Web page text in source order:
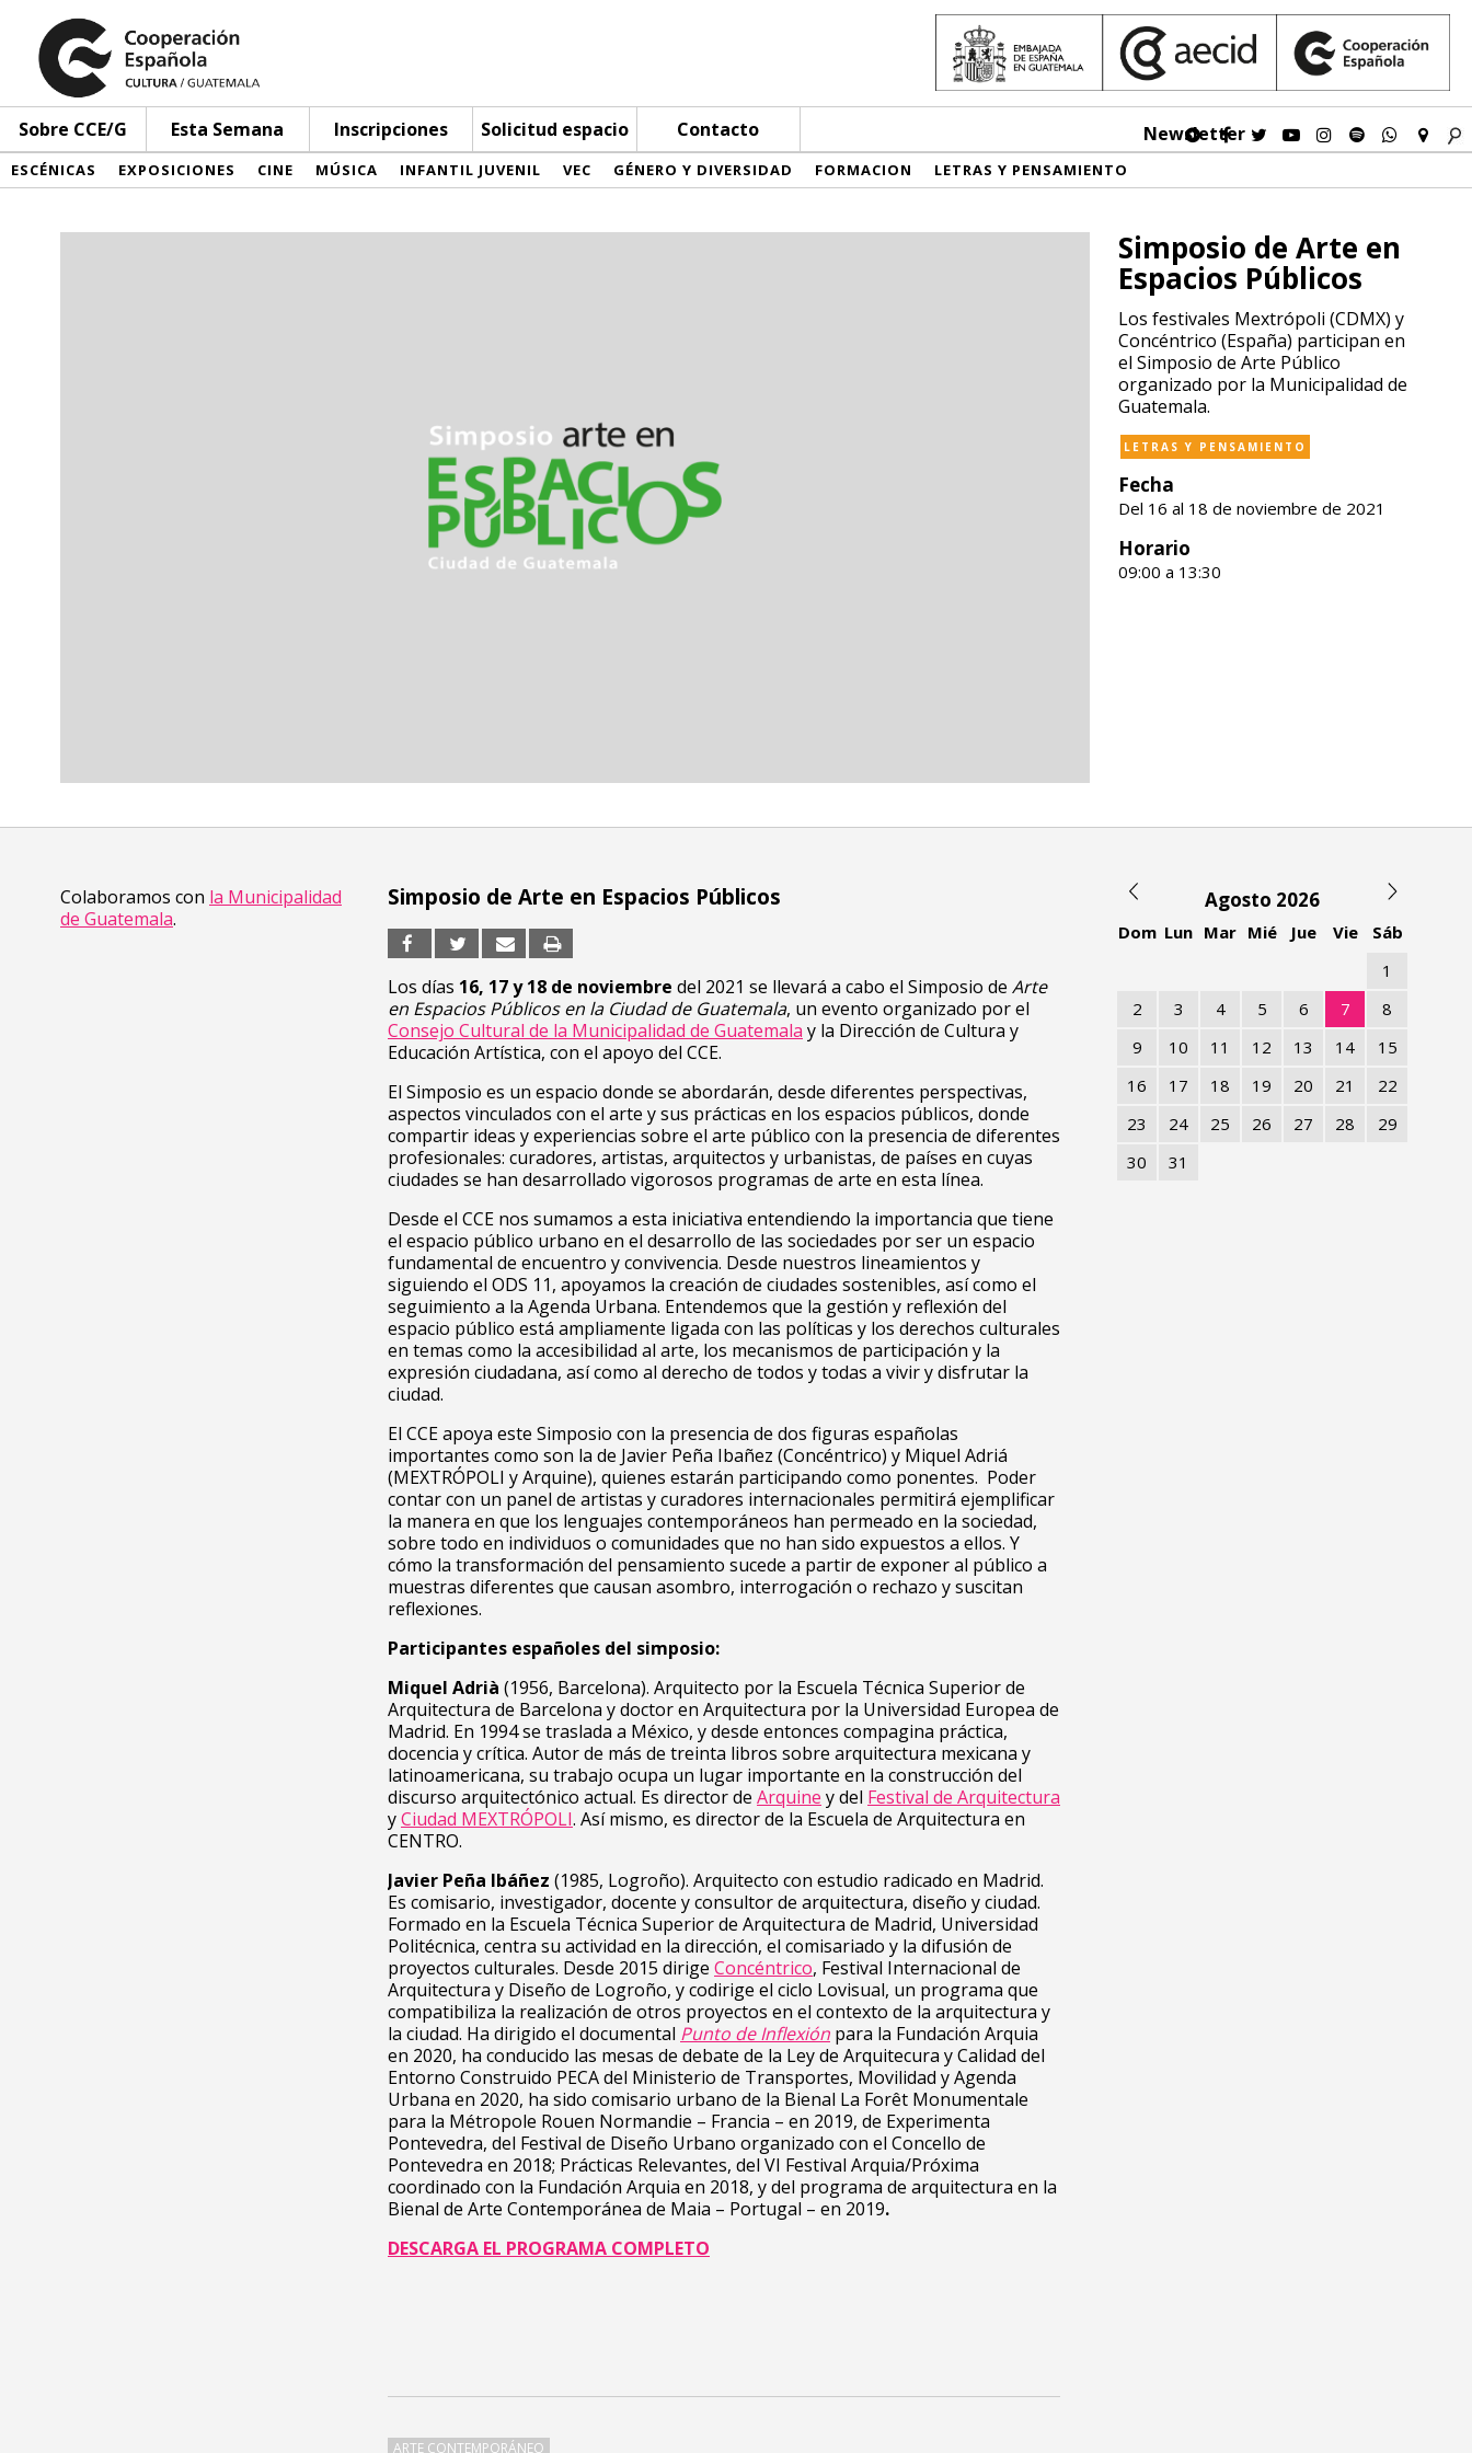
Sobre CCE/G Esta Semana Inscripciones Solicitud espacio Contacto Newsletter
ESCÉNICAS EXPOSICIONES CINE MÚSICA INFANTIL JUVENIL VEC GÉNERO Y DIVERSIDAD FORMACION LETRAS Y PENSAMIENTO
Simposio de Arte en
Espacios Públicos
Los festivales Mextrópoli (CDMX) y
Concéntrico (España) participan en
el Simposio de Arte Público
organizado por la Municipalidad de
Guatemala.
LETRAS Y PENSAMIENTO
Fecha
Del 16 al 18 de noviembre de 2021
Horario
09:00 a 13:30
Colaboramos con la Municipalidad
de Guatemala.
Simposio de Arte en Espacios Públicos
Los días 16, 17 y 18 de noviembre del 2021 se llevará a cabo el Simposio de Arte
en Espacios Públicos en la Ciudad de Guatemala, un evento organizado por el
Consejo Cultural de la Municipalidad de Guatemala y la Dirección de Cultura y
Educación Artística, con el apoyo del CCE.
El Simposio es un espacio donde se abordarán, desde diferentes perspectivas,
aspectos vinculados con el arte y sus prácticas en los espacios públicos, donde
compartir ideas y experiencias sobre el arte público con la presencia de diferentes
profesionales: curadores, artistas, arquitectos y urbanistas, de países en cuyas
ciudades se han desarrollado vigorosos programas de arte en esta línea.
Desde el CCE nos sumamos a esta iniciativa entendiendo la importancia que tiene
el espacio público urbano en el desarrollo de las sociedades por ser un espacio
fundamental de encuentro y convivencia. Desde nuestros lineamientos y
siguiendo el ODS 11, apoyamos la creación de ciudades sostenibles, así como el
seguimiento a la Agenda Urbana. Entendemos que la gestión y reflexión del
espacio público está ampliamente ligada con las políticas y los derechos culturales
en temas como la accesibilidad al arte, los mecanismos de participación y la
expresión ciudadana, así como al derecho de todos y todas a vivir y disfrutar la
ciudad.
El CCE apoya este Simposio con la presencia de dos figuras españolas
importantes como son la de Javier Peña Ibañez (Concéntrico) y Miquel Adriá
(MEXTRÓPOLI y Arquine), quienes estarán participando como ponentes. Poder
contar con un panel de artistas y curadores internacionales permitirá ejemplificar
la manera en que los lenguajes contemporáneos han permeado en la sociedad,
sobre todo en individuos o comunidades que no han sido expuestos a ellos. Y
cómo la transformación del pensamiento sucede a partir de exponer al público a
muestras diferentes que causan asombro, interrogación o rechazo y suscitan
reflexiones.
Participantes españoles del simposio:
Miquel Adrià (1956, Barcelona). Arquitecto por la Escuela Técnica Superior de
Arquitectura de Barcelona y doctor en Arquitectura por la Universidad Europea de
Madrid. En 1994 se traslada a México, y desde entonces compagina práctica,
docencia y crítica. Autor de más de treinta libros sobre arquitectura mexicana y
latinoamericana, su trabajo ocupa un lugar importante en la construcción del
discurso arquitectónico actual. Es director de Arquine y del Festival de Arquitectura
yCiudad MEXTRÓPOLI. Así mismo, es director de la Escuela de Arquitectura en
CENTRO.
Javier Peña Ibáñez (1985, Logroño). Arquitecto con estudio radicado en Madrid.
Es comisario, investigador, docente y consultor de arquitectura, diseño y ciudad.
Formado en la Escuela Técnica Superior de Arquitectura de Madrid, Universidad
Politécnica, centra su actividad en la dirección, el comisariado y la difusión de
proyectos culturales. Desde 2015 dirige Concéntrico, Festival Internacional de
Arquitectura y Diseño de Logroño, y codirige el ciclo Lovisual, un programa que
compatibiliza la realización de otros proyectos en el contexto de la arquitectura y
la ciudad. Ha dirigido el documental Punto de Inflexión para la Fundación Arquia
en 2020, ha conducido las mesas de debate de la Ley de Arquitecura y Calidad del
Entorno Construido PECA del Ministerio de Transportes, Movilidad y Agenda
Urbana en 2020, ha sido comisario urbano de la Bienal La Forêt Monumentale
para la Métropole Rouen Normandie – Francia – en 2019, de Experimenta
Pontevedra, del Festival de Diseño Urbano organizado con el Concello de
Pontevedra en 2018; Prácticas Relevantes, del VI Festival Arquia/Próxima
coordinado con la Fundación Arquia en 2018, y del programa de arquitectura en la
Bienal de Arte Contemporánea de Maia – Portugal – en 2019.
DESCARGA EL PROGRAMA COMPLETO
ARTE CONTEMPORÁNEO
Agosto 2026
Dom Lun Mar Mié Jue Vie
Sáb
1
2
3 4 5 6 7
8
9
10 11 12 13 14
15
16
17 18 19 20 21
22
23
24 25 26 27 28
29
30
31